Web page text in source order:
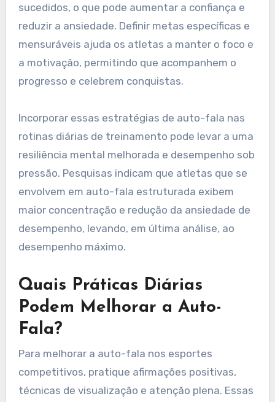
sucedidos, o que pode aumentar a confiança e
reduzir a ansiedade. Definir metas específicas e
mensuráveis ajuda os atletas a manter o foco e
a motivação, permitindo que acompanhem o
progresso e celebrem conquistas.
Incorporar essas estratégias de auto-fala nas
rotinas diárias de treinamento pode levar a uma
resiliência mental melhorada e desempenho sob
pressão. Pesquisas indicam que atletas que se
envolvem em auto-fala estruturada exibem
maior concentração e redução da ansiedade de
desempenho, levando, em última análise, ao
desempenho máximo.
Quais Práticas Diárias
Podem Melhorar a Auto-
Fala?
Para melhorar a auto-fala nos esportes
competitivos, pratique afirmações positivas,
técnicas de visualização e atenção plena. Essas